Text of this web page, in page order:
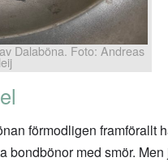
Dalaböna. Foto: Andreas
förmodligen framförallt
bondbönor med smör.